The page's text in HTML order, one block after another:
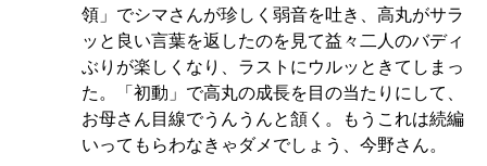
領」でシマさんが珍しく弱音を吐き、高丸がサラ
ッと良い言葉を返したのを見て益々二人のバディ
ぶりが楽しくなり、ラストにウルッときてしまっ
た。「初動」で高丸の成長を目の当たりにして、
お母さん目線でうんうんと頷く。もうこれは続編
いってもらわなきゃダメでしょう、今野さん。